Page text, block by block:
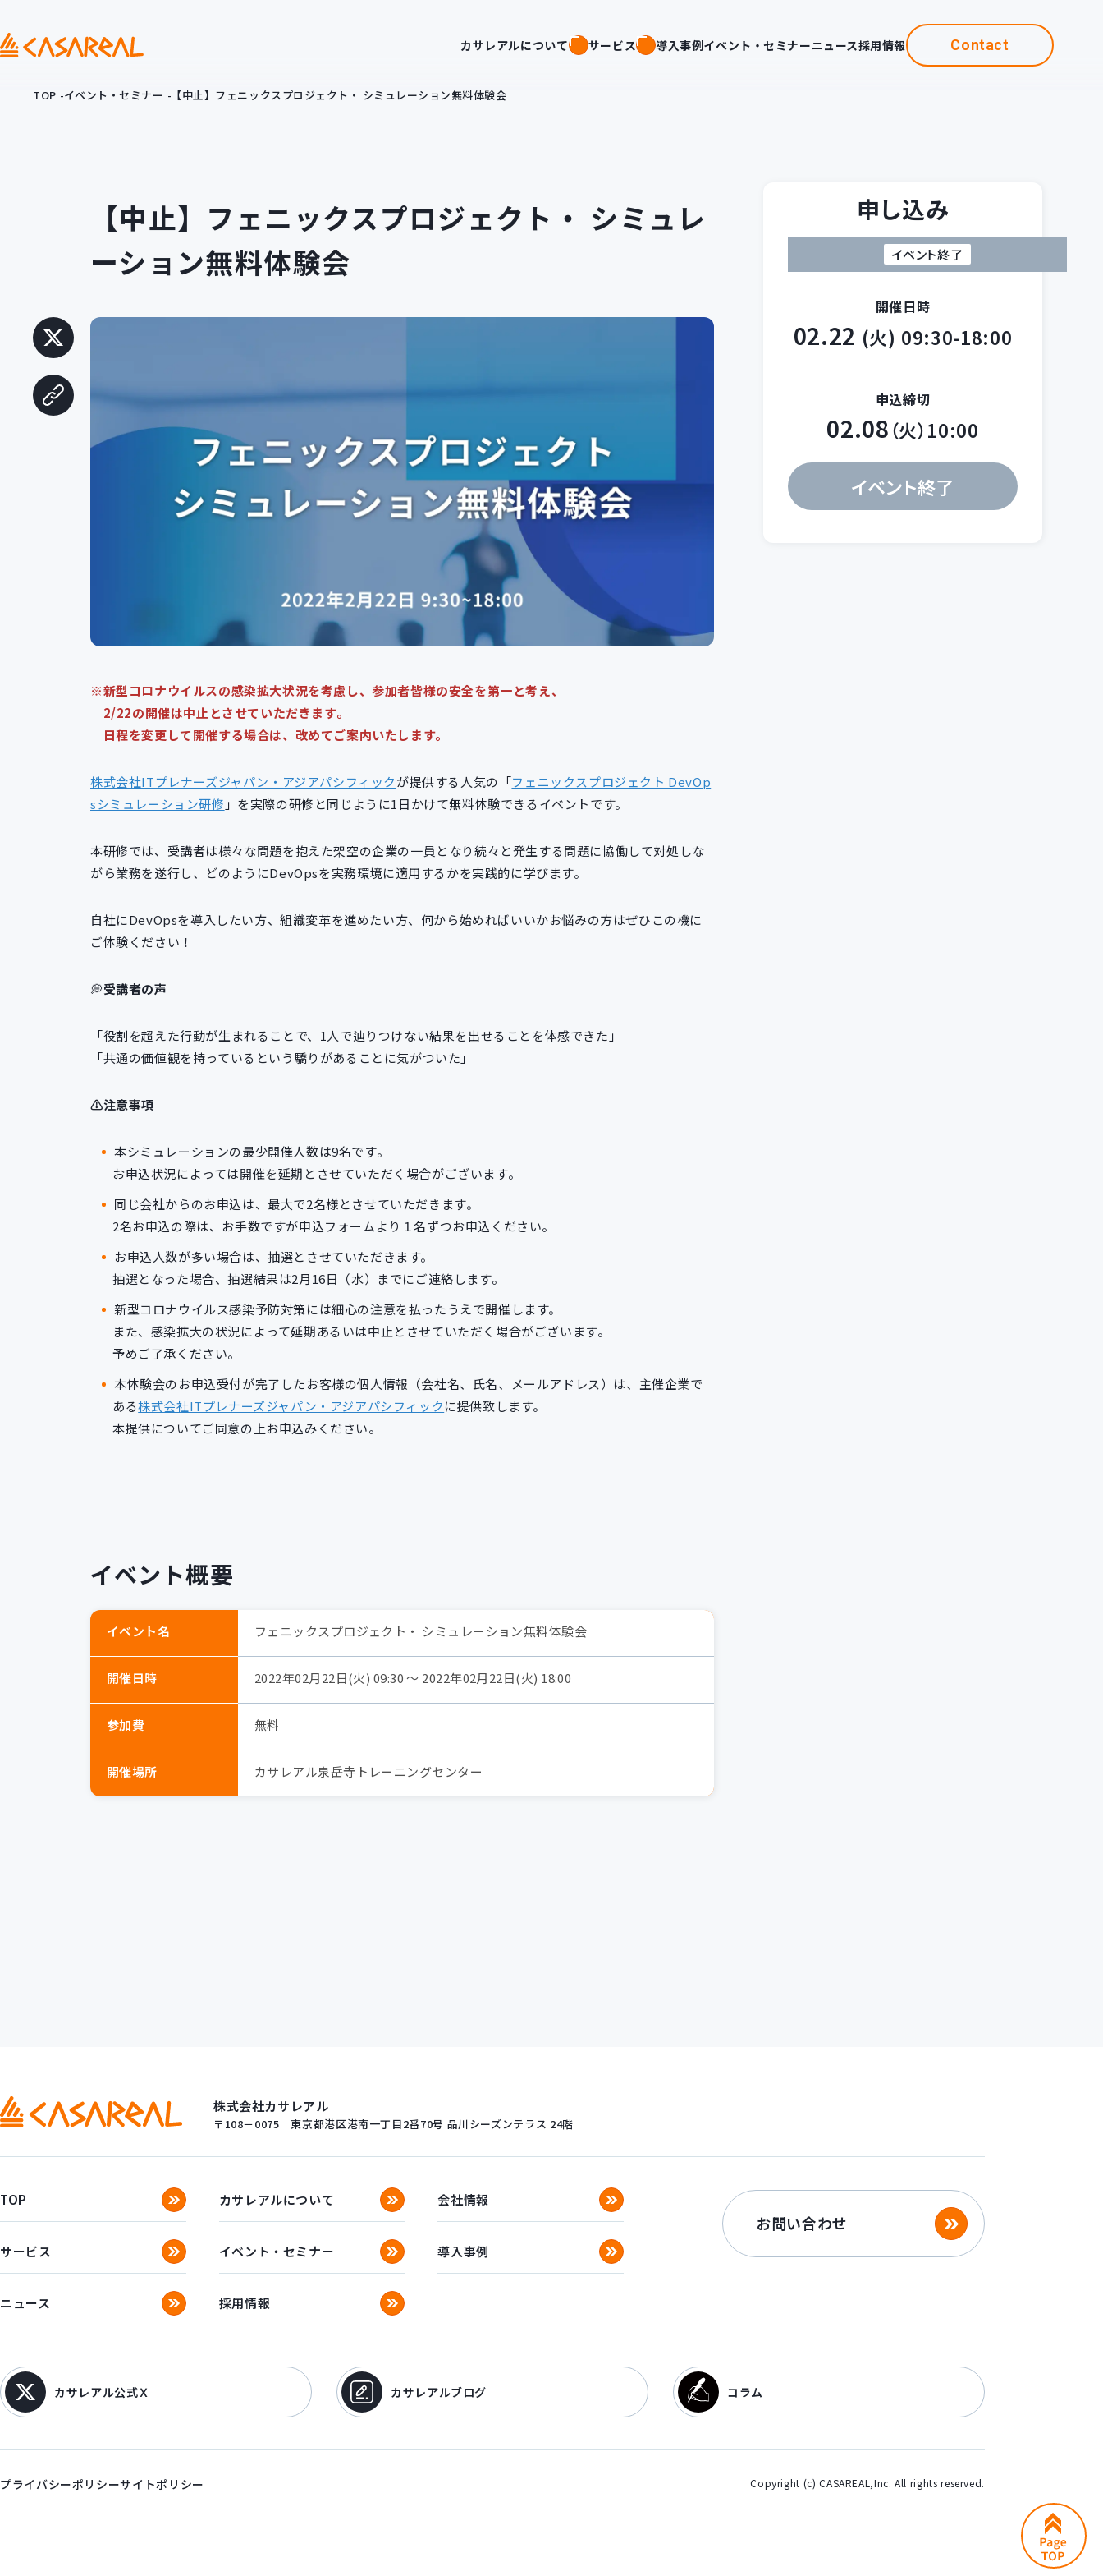
カサレアルについて サービス 導入事例イベント・セミナーニュース採用情報 Contact
TOP イベント・セミナー 【中止】フェニックスプロジェクト・ シミュレーション無料体験会
【中止】フェニックスプロジェクト・ シミュレ
ーション無料体験会
※新型コロナウイルスの感染拡大状況を考慮し、参加者皆様の安全を第一と考え、
2/22の開催は中止とさせていただきます。
日程を変更して開催する場合は、改めてご案内いたします。
株式会社ITプレナーズジャパン・アジアパシフィックが提供する人気の「フェニックスプロジェクト DevOp
sシミュレーション研修 」を実際の研修と同じように1日かけて無料体験できるイベントです。
本研修では、受講者は様々な問題を抱えた架空の企業の一員となり続々と発生する問題に協働して対処しな
がら業務を遂行し、どのようにDevOpsを実務環境に適用するかを実践的に学びます。
自社にDevOpsを導入したい方、組織変革を進めたい方、何から始めればいいかお悩みの方はぜひこの機に
ご体験ください！
💭受講者の声
「役割を超えた行動が生まれることで、1人で辿りつけない結果を出せることを体感できた」
「共通の価値観を持っているという驕りがあることに気がついた」
⚠注意事項
本シミュレーションの最少開催人数は9名です。
お申込状況によっては開催を延期とさせていただく場合がございます。
同じ会社からのお申込は、最大で2名様とさせていただきます。
2名お申込の際は、お手数ですが申込フォームより１名ずつお申込ください。
お申込人数が多い場合は、抽選とさせていただきます。
抽選となった場合、抽選結果は2月16日（水）までにご連絡します。
新型コロナウイルス感染予防対策には細心の注意を払ったうえで開催します。
また、感染拡大の状況によって延期あるいは中止とさせていただく場合がございます。
予めご了承ください。
本体験会のお申込受付が完了したお客様の個人情報（会社名、氏名、メールアドレス）は、主催企業で
ある株式会社ITプレナーズジャパン・アジアパシフィックに提供致します。
本提供についてご同意の上お申込みください。
イベント概要
イベント名 フェニックスプロジェクト・ シミュレーション無料体験会
開催日時 2022年02月22日(火) 09:30 〜 2022年02月22日(火) 18:00
参加費 無料
開催場所 カサレアル泉岳寺トレーニングセンター
申し込み
イベント終了
開催日時
02.22 (火) 09:30-18:00
申込締切
02.08（火）10:00
イベント終了
株式会社カサレアル
〒108－0075 東京都港区港南一丁目2番70号 品川シーズンテラス 24階
TOP カサレアルについて 会社情報
サービス イベント・セミナー 導入事例
ニュース 採用情報
お問い合わせ
カサレアル公式Ｘ カサレアルブログ コラム
プライバシーポリシーサイトポリシー Copyright (c) CASAREAL,Inc. All rights reserved.